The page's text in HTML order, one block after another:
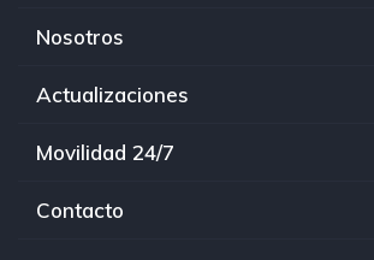
Nosotros
Actualizaciones
Movilidad 24/7
Contacto